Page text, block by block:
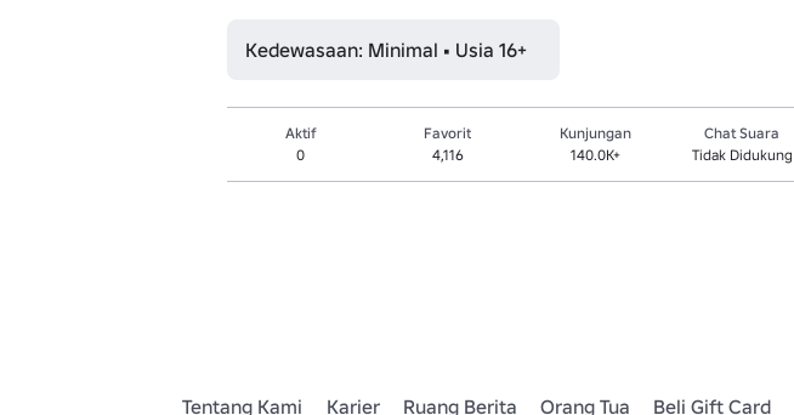
Kedewasaan: Minimal • Usia 16+
Aktif
0
Favorit
4,116
Kunjungan
140.0K+
Chat Suara
Tidak Didukung
Tentang Kami Karier Ruang Berita Orang Tua Beli Gift Card